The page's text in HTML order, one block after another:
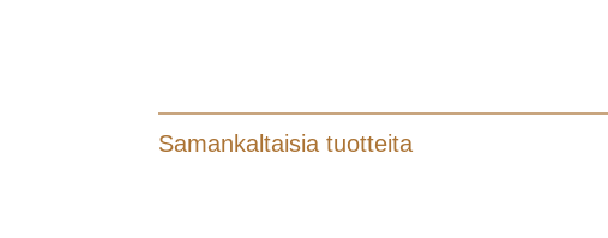
Samankaltaisia tuotteita